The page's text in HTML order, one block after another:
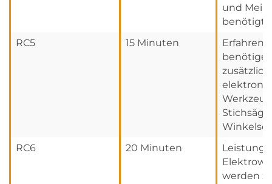
und
benötigt.
RC5
15 Minuten
RC6
20 Minuten
werden